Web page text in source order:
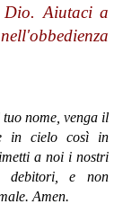
Dio. Aiutaci a
nome, venga il
in cielo così in
a noi i nostri
debitori, e non
Amen.